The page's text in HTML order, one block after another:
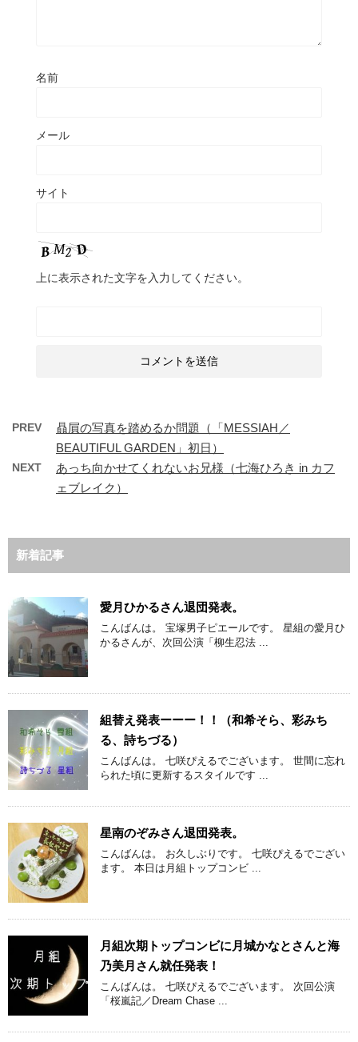
名前
メール
サイト
上に表示された文字を入力してください。
PREV
贔屓の写真を踏めるか問題（「MESSIAH／
BEAUTIFUL GARDEN」初日）
NEXT
あっち向かせてくれないお兄様（七海ひろき in カフ
ェブレイク）
新着記事
愛月ひかるさん退団発表。
こんばんは。 宝塚男子ピエールです。 星組の愛月ひ
かるさんが、次回公演「柳生忍法 ...
組替え発表ーーー！！（和希そら、彩みち
る、詩ちづる）
こんばんは。 七咲ぴえるでございます。 世間に忘れ
られた頃に更新するスタイルです ...
星南のぞみさん退団発表。
こんばんは。 お久しぶりです。 七咲ぴえるでござい
ます。 本日は月組トップコンビ ...
月組次期トップコンビに月城かなとさんと海
乃美月さん就任発表！
こんばんは。 七咲ぴえるでございます。 次回公演
「桜嵐記／Dream Chase ...